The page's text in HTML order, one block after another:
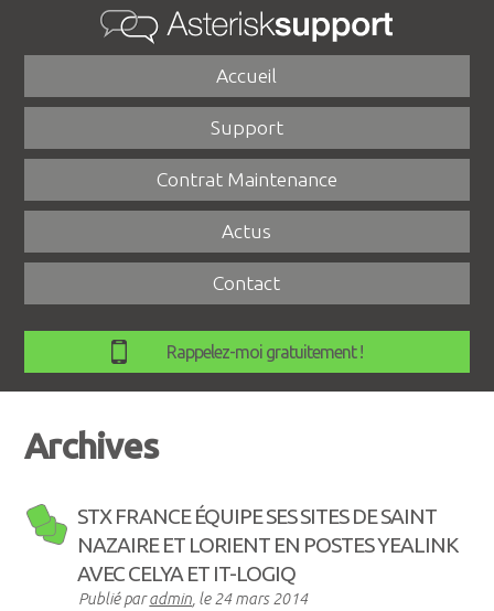
Accueil
Support
Contrat Maintenance
Actus
Contact
Rappelez-moi gratuitement !
Archives
STX FRANCE ÉQUIPE SES SITES DE SAINT
NAZAIRE ET LORIENT EN POSTES YEALINK
AVEC CELYA ET IT-LOGIQ
Publié paradmin , le 24 mars 2014